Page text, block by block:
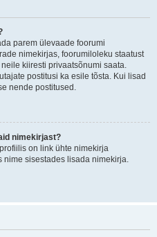
parem ülevaade foorumi
nimekirjas, foorumiloleku staatust
kiiresti privaatsõnumi saata.
postitusi ka esile tõsta. Kui lisad
nende postitused.
nimekirjast?
on link ühte nimekirja
nime sisestades lisada nimekirja.